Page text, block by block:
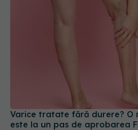
Varice tratate fără durere? O
este la un pas de aprobarea